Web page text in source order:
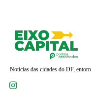
Notícias das cidades do DF,